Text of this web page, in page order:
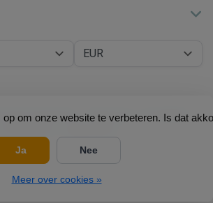
om onze website te verbeteren. Is dat
Ja Nee
Meer over cookies »
Su.B Collection - Theme by Frontlabel -